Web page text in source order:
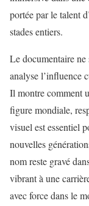
portée par le talent
stades entiers.
Le documentaire ne
analyse l’influence
Il montre comment
figure mondiale,
visuel est essentiel
nouvelles
nom reste gravé
vibrant à une
avec force dans le